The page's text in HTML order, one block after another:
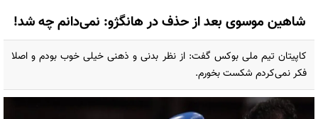
شاهین موسوی بعد از حذف در هانگژو: نمی‌دانم چه شد!
کاپیتان تیم ملی بوکس گفت: از نظر بدنی و ذهنی خیلی خوب بودم و اصلا
فکر نمی‌کردم شکست بخورم.